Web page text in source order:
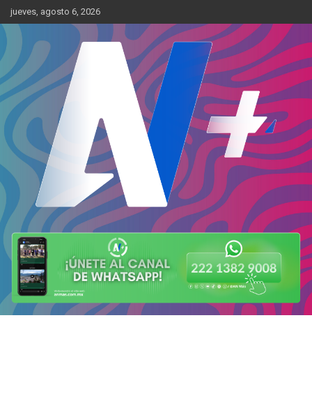
Skip
to
content
jueves, agosto 6, 2026
AN Más
Más cerca de ti